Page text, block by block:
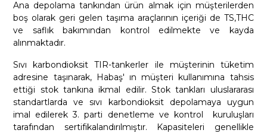
Ana depolama tankından ürün almak için müşterilerden
boş olarak geri gelen taşıma araçlarının içeriği de TS,THC
ve saflık bakımından kontrol edilmekte ve kayda
alınmaktadır.
Sıvı karbondioksit TIR-tankerler ile müşterinin tüketim
adresine taşınarak, Habaş' ın müşteri kullanımına tahsis
ettiği stok tankına ikmal edilir. Stok tankları uluslararası
standartlarda ve sıvı karbondioksit depolamaya uygun
imal edilerek 3. parti denetleme ve kontrol kuruluşları
tarafından sertifikalandırılmıştır. Kapasiteleri genellikle